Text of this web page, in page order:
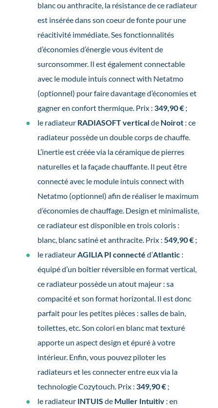
blanc ou anthracite, la résistance de ce radiateur
est insérée dans son coeur de fonte pour une
réacitivité immédiate. Ses fonctionnalités
d’économies d’énergie vous évitent de
surconsommer. Il est également connectable
avec le module intuis connect with Netatmo
(optionnel) pour faire davantage d’économies et
gagner en confort thermique. Prix : 349,90 €;
le radiateurRADIASOFTverticalde Noirot: ce
radiateur possède un double corps de chauffe.
L’inertie est créée via la céramique de pierres
naturelles et la façade chauffante. Il peut être
connecté avec le module intuis connect with
Netatmo (optionnel) afin de réaliser le maximum
d’économies de chauffage. Design et minimaliste,
ce radiateur est disponible en trois coloris :
blanc, blanc satiné et anthracite. Prix : 549,90 €;
le radiateurAGILIA PI connecté d’Atlantic:
équipé d’un boîtier réversible en format vertical,
ce radiateur possède un atout majeur : sa
compacité et son format horizontal. Il est donc
parfait pour les petites pièces : salles de bain,
toilettes, etc. Son colori en blanc mat texturé
apporte un aspect design et épuré à votre
intérieur. Enfin, vous pouvez piloter les
radiateurs et les connecter entre eux via la
technologie Cozytouch. Prix : 349,90 € ;
le radiateur INTUIS de Muller Intuitiv : en